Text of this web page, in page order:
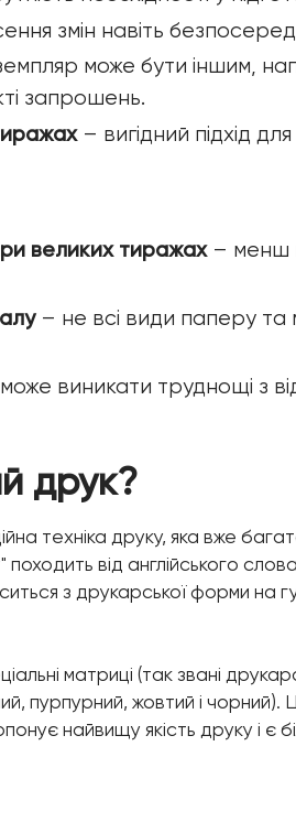
змін навіть
може бути іншим,
запрошень.
– вигідний підхід
великих тиражах– менш
– не всі види паперу та
виникати труднощі з
друк?
техніка друку, яка вже
походить від англійського
з друкарської форми на
матриці (так звані
пурпурний, жовтий і
найвищу якість друку і є